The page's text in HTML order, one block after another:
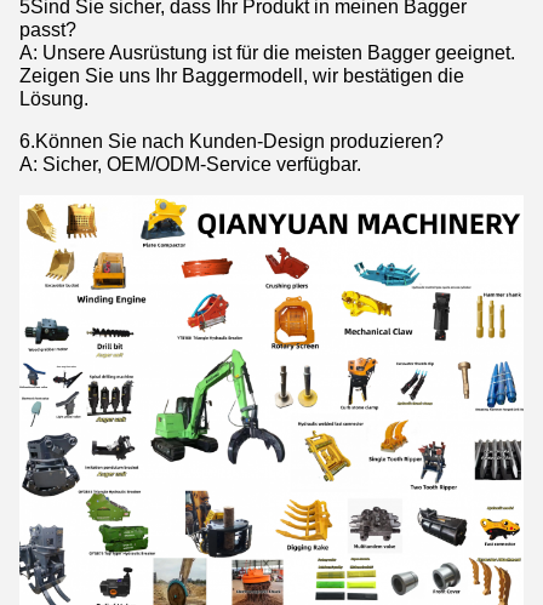
5Sind Sie sicher, dass Ihr Produkt in meinen Bagger
passt?
A: Unsere Ausrüstung ist für die meisten Bagger geeignet.
Zeigen Sie uns Ihr Baggermodell, wir bestätigen die
Lösung.
6.Können Sie nach Kunden-Design produzieren?
A: Sicher, OEM/ODM-Service verfügbar.